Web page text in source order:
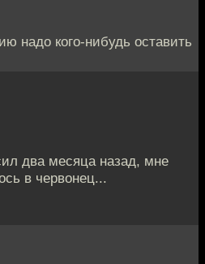
надо кого-нибудь оставить
два месяца назад, мне
в червонец...